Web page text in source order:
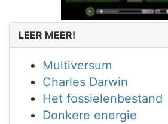
LEER MEER!
Multiversum
Charles Darwin
Het fossielenbestand
Donkere energie